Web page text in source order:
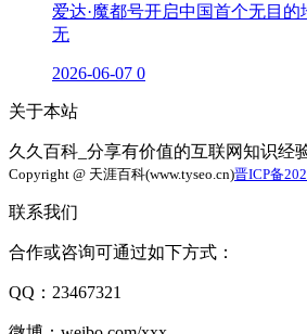
爱达·魔都号开启中国首个无目
无
2026-06-07 0
关于本站
久久百科_分享有价值的互联网知识经
Copyright @ 天涯百科(www.tyseo.cn)晋ICP备
联系我们
合作或咨询可通过如下方式：
QQ：23467321